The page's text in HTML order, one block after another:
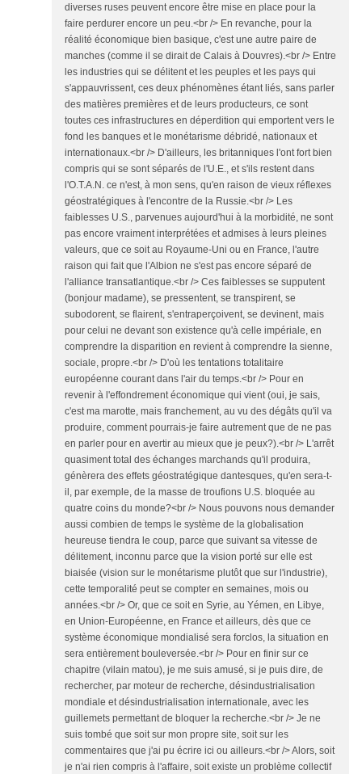
diverses ruses peuvent encore être mise en place pour la
faire perdurer encore un peu.<br /> En revanche, pour la
réalité économique bien basique, c'est une autre paire de
manches (comme il se dirait de Calais à Douvres).<br /> Entre
les industries qui se délitent et les peuples et les pays qui
s'appauvrissent, ces deux phénomènes étant liés, sans parler
des matières premières et de leurs producteurs, ce sont
toutes ces infrastructures en déperdition qui emportent vers le
fond les banques et le monétarisme débridé, nationaux et
internationaux.<br /> D'ailleurs, les britanniques l'ont fort bien
compris qui se sont séparés de l'U.E., et s'ils restent dans
l'O.T.A.N. ce n'est, à mon sens, qu'en raison de vieux réflexes
géostratégiques à l'encontre de la Russie.<br /> Les
faiblesses U.S., parvenues aujourd'hui à la morbidité, ne sont
pas encore vraiment interprétées et admises à leurs pleines
valeurs, que ce soit au Royaume-Uni ou en France, l'autre
raison qui fait que l'Albion ne s'est pas encore séparé de
l'alliance transatlantique.<br /> Ces faiblesses se supputent
(bonjour madame), se pressentent, se transpirent, se
subodorent, se flairent, s'entraperçoivent, se devinent, mais
pour celui ne devant son existence qu'à celle impériale, en
comprendre la disparition en revient à comprendre la sienne,
sociale, propre.<br /> D'où les tentations totalitaire
européenne courant dans l'air du temps.<br /> Pour en
revenir à l'effondrement économique qui vient (oui, je sais,
c'est ma marotte, mais franchement, au vu des dégâts qu'il va
produire, comment pourrais-je faire autrement que de ne pas
en parler pour en avertir au mieux que je peux?).<br /> L'arrêt
quasiment total des échanges marchands qu'il produira,
génèrera des effets géostratégique dantesques, qu'en sera-t-
il, par exemple, de la masse de troufions U.S. bloquée au
quatre coins du monde?<br /> Nous pouvons nous demander
aussi combien de temps le système de la globalisation
heureuse tiendra le coup, parce que suivant sa vitesse de
délitement, inconnu parce que la vision porté sur elle est
biaisée (vision sur le monétarisme plutôt que sur l'industrie),
cette temporalité peut se compter en semaines, mois ou
années.<br /> Or, que ce soit en Syrie, au Yémen, en Libye,
en Union-Européenne, en France et ailleurs, dès que ce
système économique mondialisé sera forclos, la situation en
sera entièrement bouleversée.<br /> Pour en finir sur ce
chapitre (vilain matou), je me suis amusé, si je puis dire, de
rechercher, par moteur de recherche, désindustrialisation
mondiale et désindustrialisation internationale, avec les
guillemets permettant de bloquer la recherche.<br /> Je ne
suis tombé que soit sur mon propre site, soit sur les
commentaires que j'ai pu écrire ici ou ailleurs.<br /> Alors, soit
je n'ai rien compris à l'affaire, soit existe un problème collectif